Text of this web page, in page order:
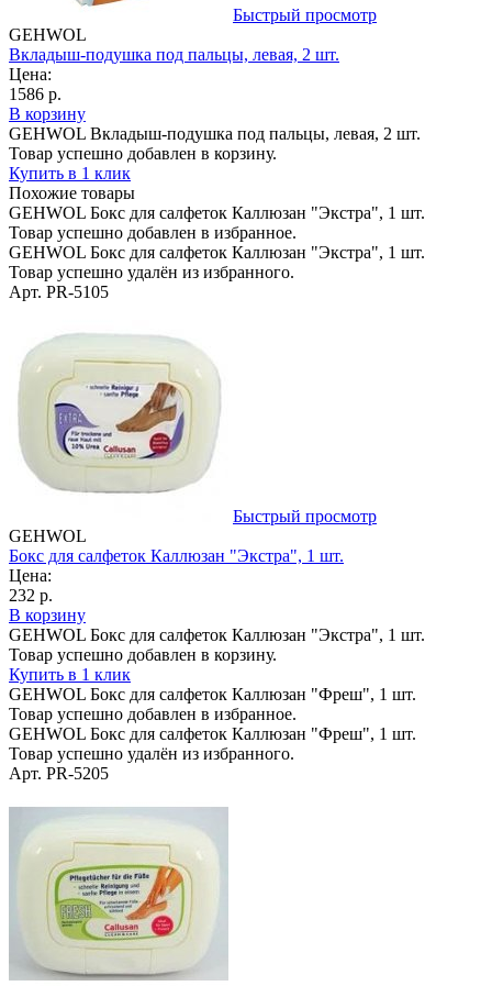
Быстрый просмотр
GEHWOL
Вкладыш-подушка под пальцы, левая, 2 шт.
Цена:
1586 р.
В корзину
GEHWOL Вкладыш-подушка под пальцы, левая, 2 шт.
Товар успешно добавлен в корзину.
Купить в 1 клик
Похожие товары
GEHWOL Бокс для салфеток Каллюзан "Экстра", 1 шт.
Товар успешно добавлен в избранное.
GEHWOL Бокс для салфеток Каллюзан "Экстра", 1 шт.
Товар успешно удалён из избранного.
Арт. PR-5105
Быстрый просмотр
GEHWOL
Бокс для салфеток Каллюзан "Экстра", 1 шт.
Цена:
232 р.
В корзину
GEHWOL Бокс для салфеток Каллюзан "Экстра", 1 шт.
Товар успешно добавлен в корзину.
Купить в 1 клик
GEHWOL Бокс для салфеток Каллюзан "Фреш", 1 шт.
Товар успешно добавлен в избранное.
GEHWOL Бокс для салфеток Каллюзан "Фреш", 1 шт.
Товар успешно удалён из избранного.
Арт. PR-5205